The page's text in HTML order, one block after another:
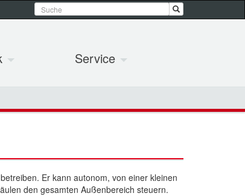
Service
Er kann autonom, von einer kleinen
den gesamten Außenbereich steuern.